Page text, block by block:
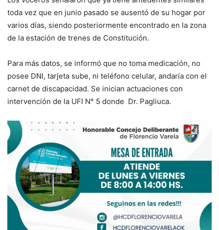
toda vez que en junio pasado se ausentó de su hogar por
varios días, siendo posteriormente encontrado en la zona
de la estación de trenes de Constitución.
Para más datos, se informó que no toma medicación, no
posee DNI, tarjeta sube, ni teléfono celular, andaría con el
carnet de discapacidad. Se inician actuaciones con
intervención de la UFI N° 5 donde Dr. Pagliuca.